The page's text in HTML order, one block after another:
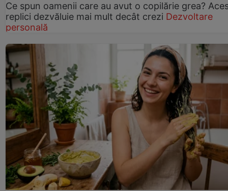
Ce spun oamenii care au avut o copilărie grea?
replici dezvăluie mai mult decât crezi Dezvoltare
personală